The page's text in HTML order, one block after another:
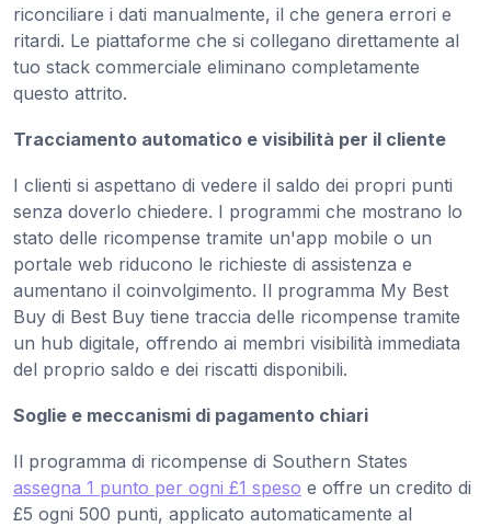
riconciliare i dati manualmente, il che genera errori e
ritardi. Le piattaforme che si collegano direttamente al
tuo stack commerciale eliminano completamente
questo attrito.
Tracciamento automatico e visibilità per il cliente
I clienti si aspettano di vedere il saldo dei propri punti
senza doverlo chiedere. I programmi che mostrano lo
stato delle ricompense tramite un'app mobile o un
portale web riducono le richieste di assistenza e
aumentano il coinvolgimento. Il programma My Best
Buy di Best Buy tiene traccia delle ricompense tramite
un hub digitale, offrendo ai membri visibilità immediata
del proprio saldo e dei riscatti disponibili.
Soglie e meccanismi di pagamento chiari
Il programma di ricompense di Southern States
assegna 1 punto per ogni £1 speso e offre un credito di
£5 ogni 500 punti, applicato automaticamente al